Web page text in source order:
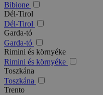
Bibione
Dél-Tirol
Dél-Tirol
Garda-tó
Garda-tó
Rimini és környéke
Rimini és környéke
Toszkána
Toszkána
Trento